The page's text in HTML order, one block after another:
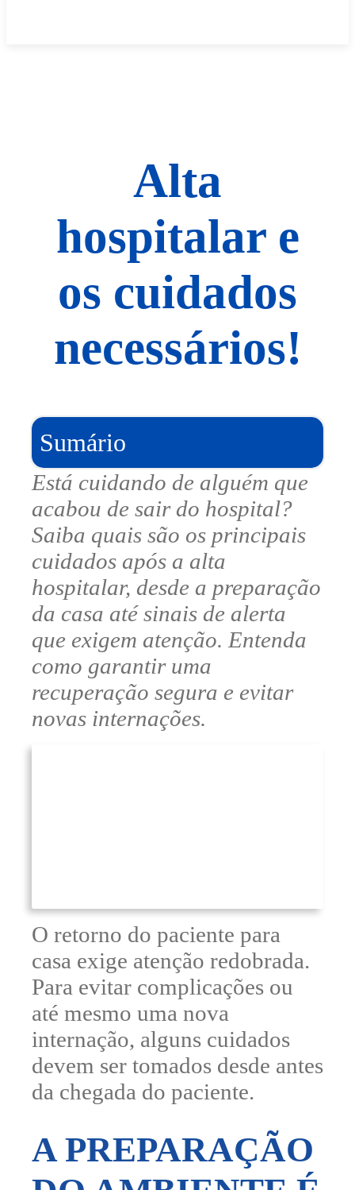
Alta
hospitalar e
os cuidados
necessários!
Sumário
Está cuidando de alguém que
acabou de sair do hospital?
Saiba quais são os principais
cuidados após a alta
hospitalar, desde a preparação
da casa até sinais de alerta
que exigem atenção. Entenda
como garantir uma
recuperação segura e evitar
novas internações.
O retorno do paciente para
casa exige atenção redobrada.
Para evitar complicações ou
até mesmo uma nova
internação, alguns cuidados
devem ser tomados desde antes
da chegada do paciente.
A PREPARAÇÃO